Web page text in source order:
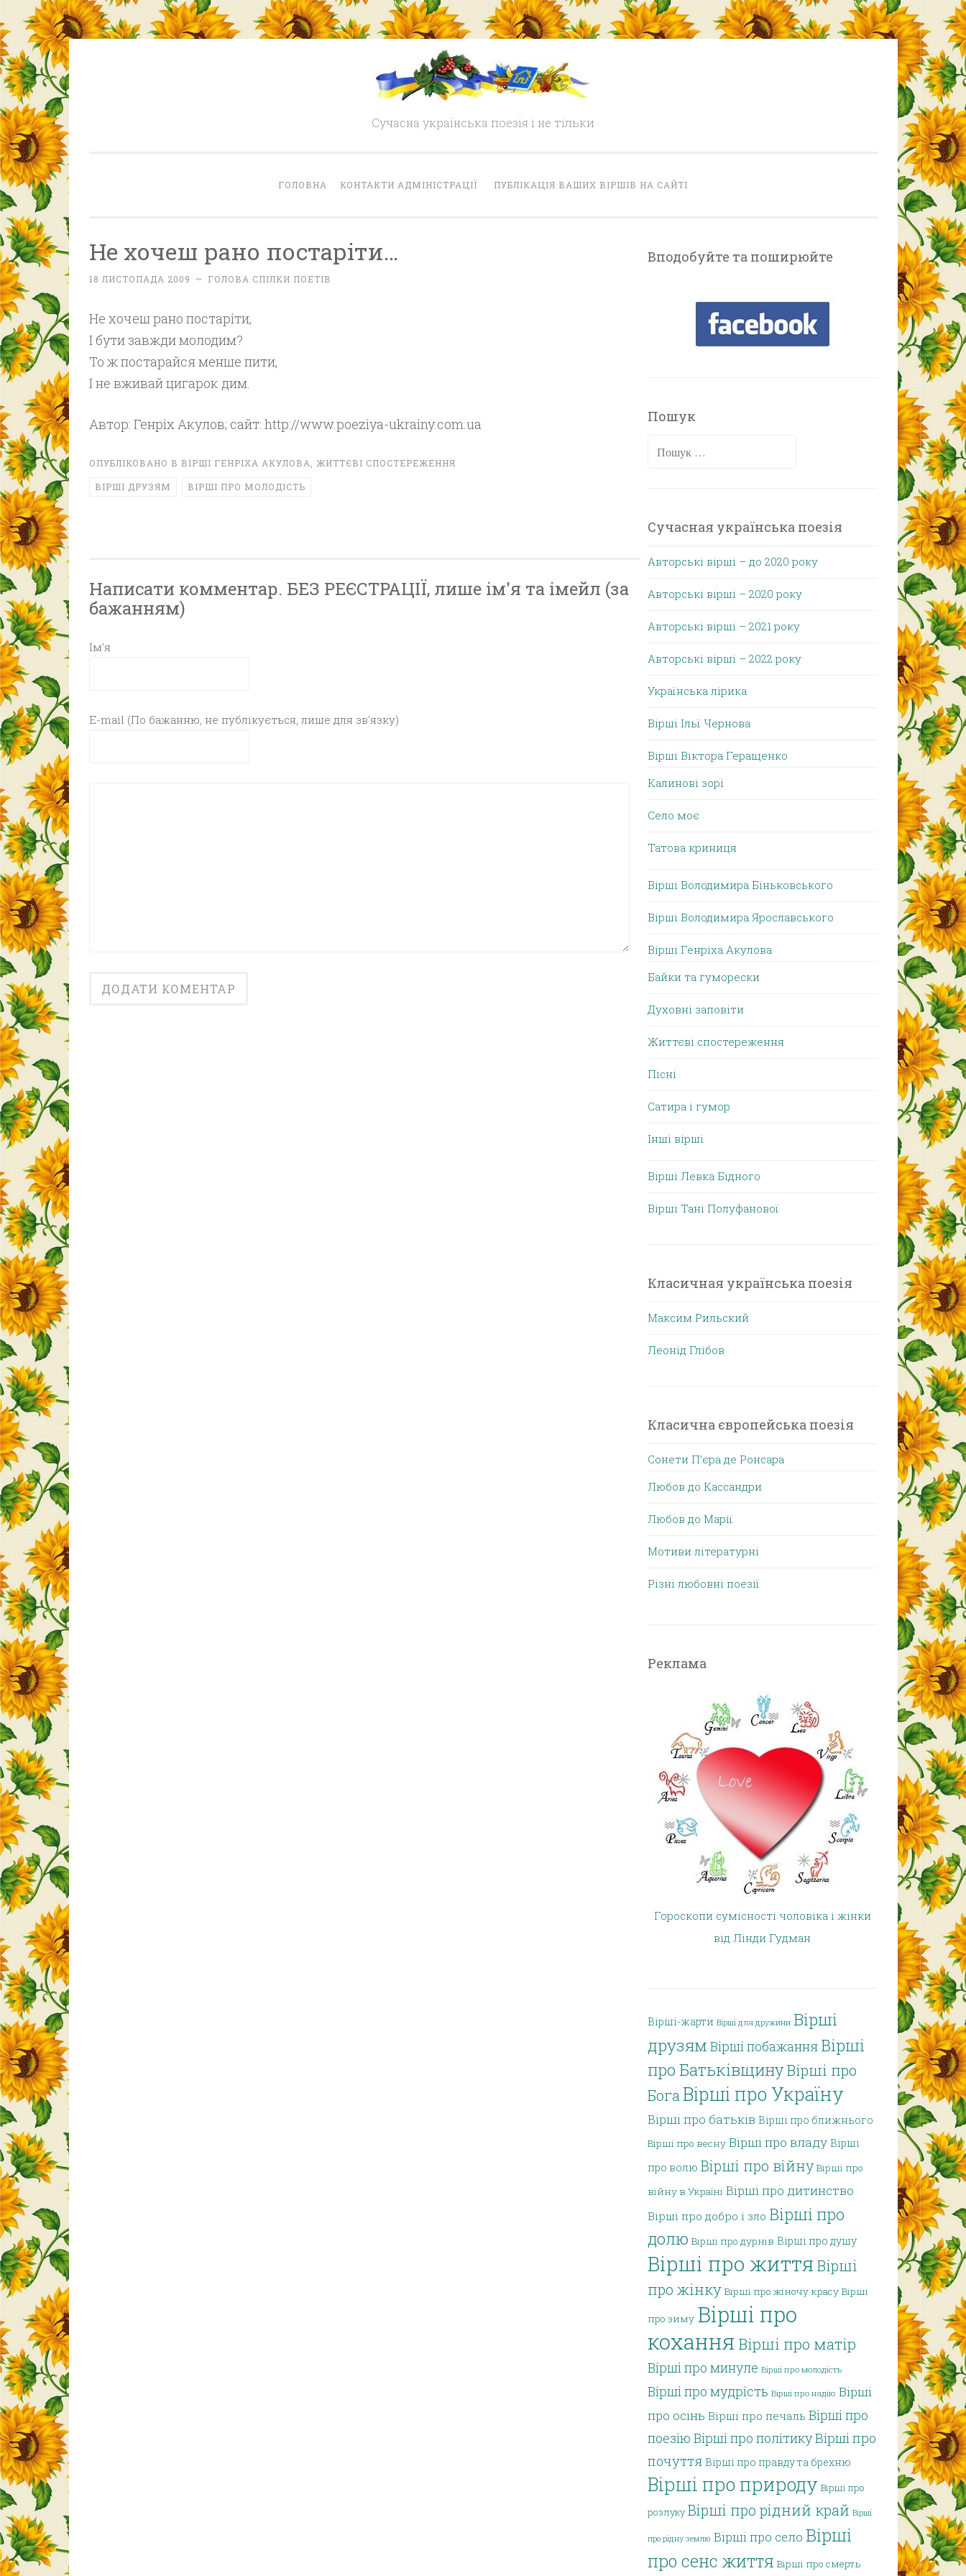
Сучасна українська поезія і не тільки
ГОЛОВНА КОНТАКТИ АДМІНІСТРАЦІЇ ПУБЛІКАЦІЯ ВАШИХ ВІРШІВ НА САЙТІ
Не хочеш рано постаріти…
18 ЛИСТОПАДА 2009 ~ ГОЛОВА СПІЛКИ ПОЕТІВ
Не хочеш рано постаріти,
І бути завжди молодим?
То ж постарайся менше пити,
І не вживай цигарок дим.
Автор: Генріх Акулов; сайт: http://www.poeziya-ukrainy.com.ua
ОПУБЛІКОВАНО В ВІРШІ ГЕНРІХА АКУЛОВА ЖИТТЄВІ СПОСТЕРЕЖЕННЯ
ВІРШІ ДРУЗЯМ ВІРШІ ПРО МОЛОДІСТЬ
Написати комментар. БЕЗ РЕЄСТРАЦІЇ, лише ім'я та імейл (за
бажанням)
Ім'я
E-mail (По бажанню, не публікується, лише для зв'язку)
Вподобуйте та поширюйте
Пошук
Пошук:
Сучасная українська поезія
Авторські вірші – до 2020 року
Авторські вірші – 2020 року
Авторські вірші – 2021 року
Авторські вірші – 2022 року
Українська лірика
Вірші Ільї Чернова
Вірші Віктора Геращенко
Калинові зорі
Село моє
Татова криниця
Вірші Володимира Біньковського
Вірші Володимира Ярославського
Вірші Генріха Акулова
Байки та гуморески
Духовні заповіти
Життєві спостереження
Пісні
Сатира і гумор
Інші вірші
Вірші Левка Бідного
Вірші Тані Полуфанової
Класичная українська поезія
Максим Рильский
Леонід Глібов
Класична європейська поезія
Сонети П’єра де Ронсара
Любов до Кассандри
Любов до Марії
Мотиви літературні
Різні любовні поезії
Реклама
Гороскопи сумісності чоловіка і жінки
від Лінди Гудман
Вірші-жарти Вірші для дружини Вірші
друзям Вірші побажання Вірші
про Батьківщину Вірші про
БогаВірші про Україну
Вірші про батьків Вірші про ближнього
Вірші про весну Вірші про владу Вірші
про волю Вірші про війну Вірші про
війну в Україні Вірші про дитинство
Вірші про добро і зло Вірші про
долю Вірші про дурнів Вірші про душу
Вірші про життя Вірші
про жінку Вірші про жіночу красу Вірші
про зиму Вірші про
кохання Вірші про матір
Вірші про минуле Вірші про молодість
Вірші про мудрість Вірші про надію Вірші
про осінь Вірші про печаль Вірші про
поезію Вірші про політикуВірші про
почуття Вірші про правду та брехню
Вірші про природу Вірші про
розлуку Вірші про рідний край Вірші
про рідну землю Вірші про село Вірші
про сенс життя Вірші про смерть